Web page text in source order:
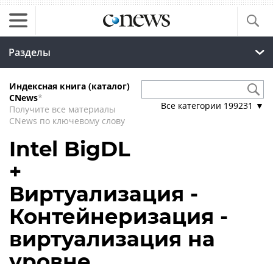
Разделы
Индексная книга (каталог)
CNews*
Получите все материалы
CNews по ключевому слову
Все категории 199231 ▼
Intel BigDL
+
Виртуализация -
Контейнеризация -
виртуализация на